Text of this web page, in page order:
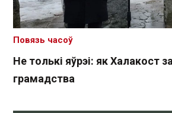
Не толькі яўрэі: як Халакост
грамадства
Повязь часоў